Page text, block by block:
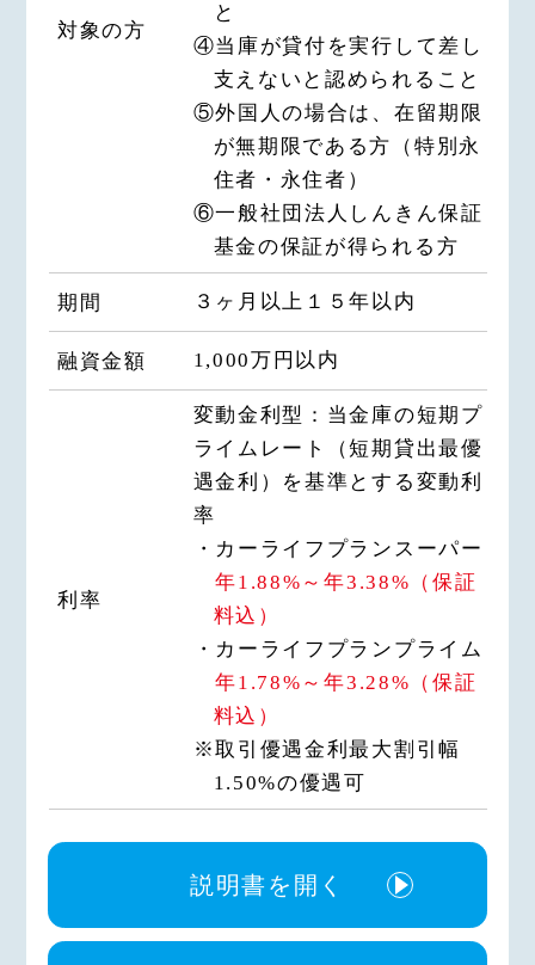
対象の方
と
④当庫が貸付を実行して差し
支えないと認められること
⑤外国人の場合は、在留期限
が無期限である方（特別永
住者・永住者）
⑥一般社団法人しんきん保証
基金の保証が得られる方
期間 ３ヶ月以上１５年以内
融資金額 1,000万円以内
利率
変動金利型：当金庫の短期プ
ライムレート（短期貸出最優
遇金利）を基準とする変動利
率
・カーライフプランスーパー
年1.88%～年3.38%（保証
料込）
・カーライフプランプライム
年1.78%～年3.28%（保証
料込）
※取引優遇金利最大割引幅
1.50%の優遇可
説明書を開く